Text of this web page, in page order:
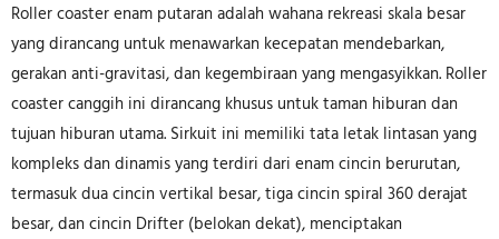
Roller coaster enam putaran adalah wahana rekreasi skala besar
yang dirancang untuk menawarkan kecepatan mendebarkan,
gerakan anti-gravitasi, dan kegembiraan yang mengasyikkan. Roller
coaster canggih ini dirancang khusus untuk taman hiburan dan
tujuan hiburan utama. Sirkuit ini memiliki tata letak lintasan yang
kompleks dan dinamis yang terdiri dari enam cincin berurutan,
termasuk dua cincin vertikal besar, tiga cincin spiral 360 derajat
besar, dan cincin Drifter (belokan dekat), menciptakan